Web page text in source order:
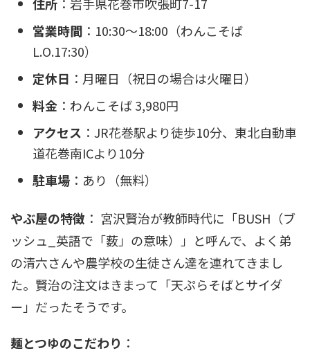
営業時間 ：10:30～18:00（わんこそば
L.O.17:30）
定休日 ：月曜日（祝日の場合は火曜日）
料金 ：わんこそば 3,980円
アクセス ：JR花巻駅より徒歩10分、東北自動車
道花巻南ICより10分
駐車場 ：あり（無料）
やぶ屋の特徴 ： 宮沢賢治が教師時代に「BUSH（ブ
ッシュ_英語で「薮」の意味）」と呼んで、よく弟
の清六さんや農学校の生徒さん達を連れてきまし
た。賢治の注文はきまって「天ぷらそばとサイダ
ー」だったそうです。
麺とつゆのこだわり ：